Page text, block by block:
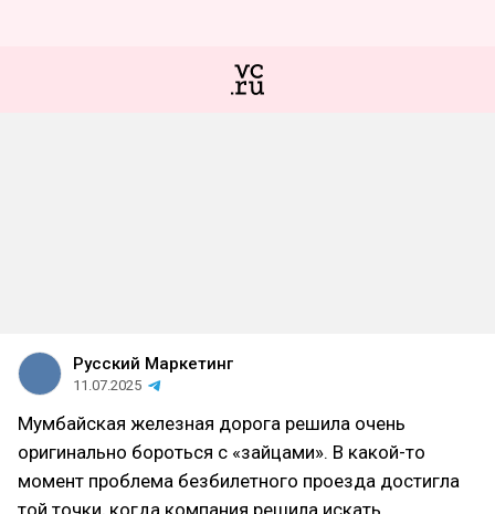
Русский Маркетинг
11.07.2025
Мумбайская железная дорога решила очень
оригинально бороться с «зайцами». В какой-то
момент проблема безбилетного проезда достигла
той точки, когда компания решила искать